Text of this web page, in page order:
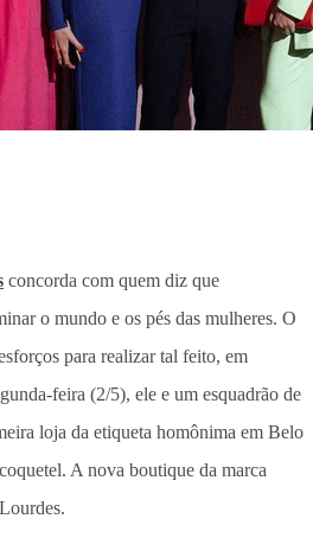
concorda com quem diz que
o mundo e os pés das mulheres. O
para realizar tal feito, em
feira (2/5), ele e um esquadrão de
loja da etiqueta homônima em Belo
A nova boutique da marca